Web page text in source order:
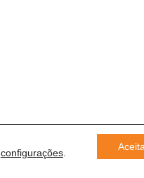
configurações.